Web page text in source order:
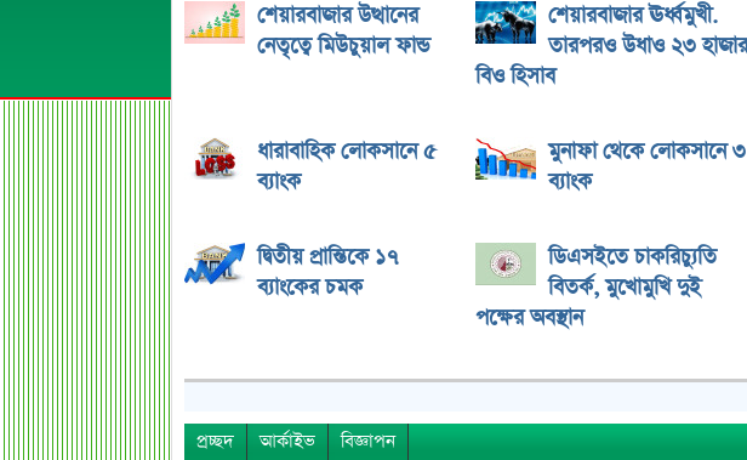
শেয়ারবাজার উত্থানের
নেতৃত্বে মিউচুয়াল ফান্ড
শেয়ারবাজার ঊর্ধ্বমুখী.
তারপরও উধাও ২৩ হাজার
বিও হিসাব
ধারাবাহিক লোকসানে ৫
ব্যাংক
মুনাফা থেকে লোকসানে ৩
ব্যাংক
দ্বিতীয় প্রান্তিকে ১৭
ব্যাংকের চমক
ডিএসইতে চাকরিচ্যুতি
বিতর্ক, মুখোমুখি দুই
পক্ষের অবস্থান
প্রচ্ছদ আর্কাইভ বিজ্ঞাপন